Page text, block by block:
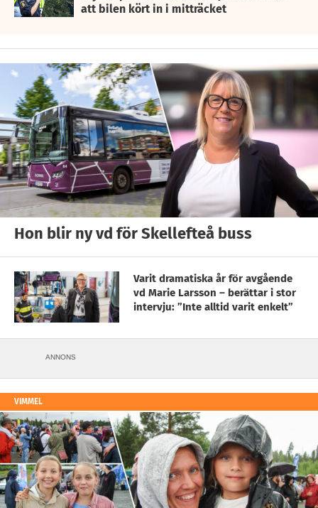
att bilen kört in i mitträcket
Hon blir ny vd för Skellefteå buss
Varit dramatiska år för avgående
vd Marie Larsson – berättar i stor
intervju: ”Inte alltid varit enkelt”
ANNONS
VIMMEL